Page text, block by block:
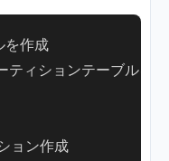
を作成
ィションテーブルを
ン作成